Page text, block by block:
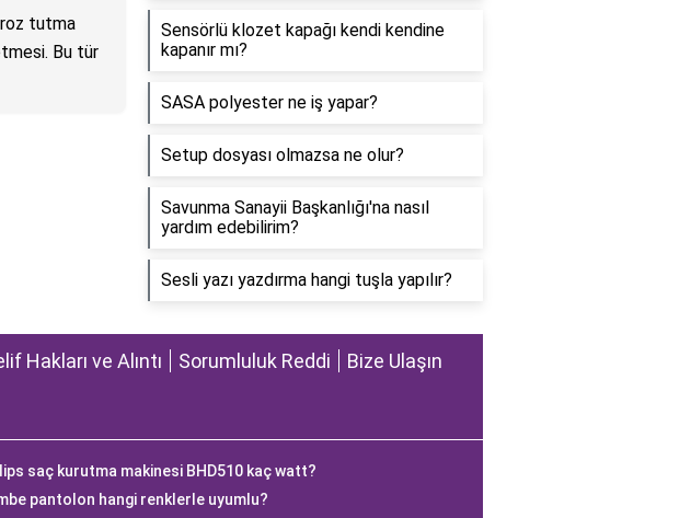
tutma
Bu tür
Sensörlü klozet kapağı kendi kendine
kapanır mı?
SASA polyester ne iş yapar?
Setup dosyası olmazsa ne olur?
Savunma Sanayii Başkanlığı'na nasıl
yardım edebilirim?
Sesli yazı yazdırma hangi tuşla yapılır?
Hakları ve Alıntı Sorumluluk Reddi Bize Ulaşın
saç kurutma makinesi BHD510 kaç watt?
pantolon hangi renklerle uyumlu?